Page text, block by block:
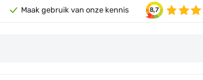
Maak gebruik van onze kennis